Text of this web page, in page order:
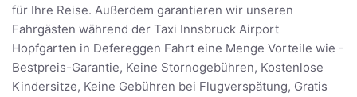
für Ihre Reise. Außerdem garantieren wir unseren
Fahrgästen während der Taxi Innsbruck Airport
Hopfgarten in Defereggen Fahrt eine Menge Vorteile wie -
Bestpreis-Garantie, Keine Stornogebühren, Kostenlose
Kindersitze, Keine Gebühren bei Flugverspätung, Gratis